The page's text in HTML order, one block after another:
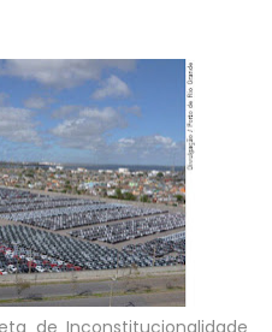
de Inconstitucionalidade